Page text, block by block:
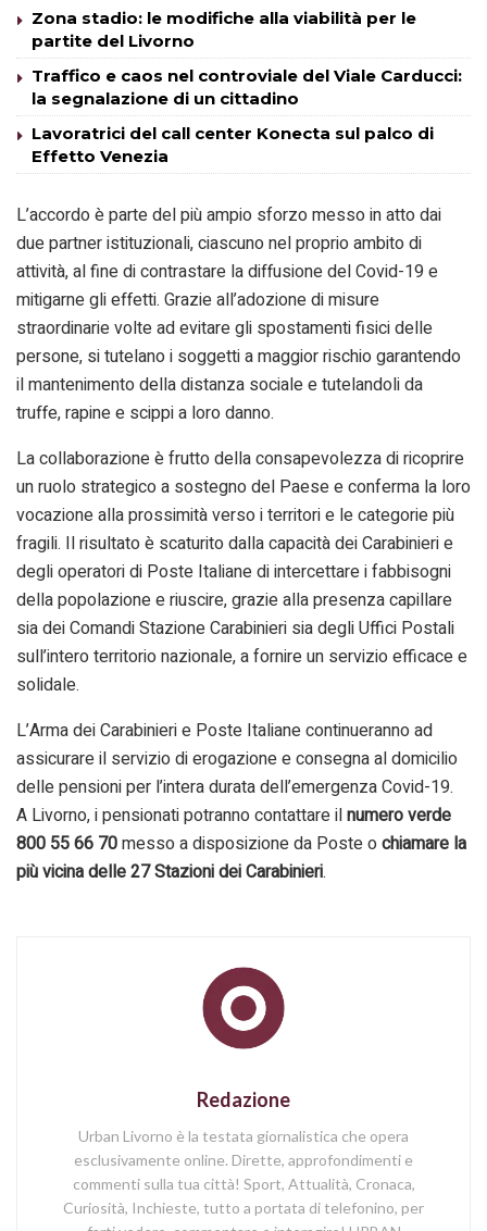
Zona stadio: le modifiche alla viabilità per le
partite del Livorno
Traffico e caos nel controviale del Viale Carducci:
la segnalazione di un cittadino
Lavoratrici del call center Konecta sul palco di
Effetto Venezia
L’accordo è parte del più ampio sforzo messo in atto dai
due partner istituzionali, ciascuno nel proprio ambito di
attività, al fine di contrastare la diffusione del Covid-19 e
mitigarne gli effetti. Grazie all’adozione di misure
straordinarie volte ad evitare gli spostamenti fisici delle
persone, si tutelano i soggetti a maggior rischio garantendo
il mantenimento della distanza sociale e tutelandoli da
truffe, rapine e scippi a loro danno.
La collaborazione è frutto della consapevolezza di ricoprire
un ruolo strategico a sostegno del Paese e conferma la loro
vocazione alla prossimità verso i territori e le categorie più
fragili. Il risultato è scaturito dalla capacità dei Carabinieri e
degli operatori di Poste Italiane di intercettare i fabbisogni
della popolazione e riuscire, grazie alla presenza capillare
sia dei Comandi Stazione Carabinieri sia degli Uffici Postali
sull’intero territorio nazionale, a fornire un servizio efficace e
solidale.
L’Arma dei Carabinieri e Poste Italiane continueranno ad
assicurare il servizio di erogazione e consegna al domicilio
delle pensioni per l’intera durata dell’emergenza Covid-19.
A Livorno, i pensionati potranno contattare ilnumero verde
800 55 66 70messo a disposizione da Poste ochiamare la
più vicina delle 27 Stazioni dei Carabinieri.
Redazione
Urban Livorno è la testata giornalistica che opera
esclusivamente online. Dirette, approfondimenti e
commenti sulla tua città! Sport, Attualità, Cronaca,
Curiosità, Inchieste, tutto a portata di telefonino, per